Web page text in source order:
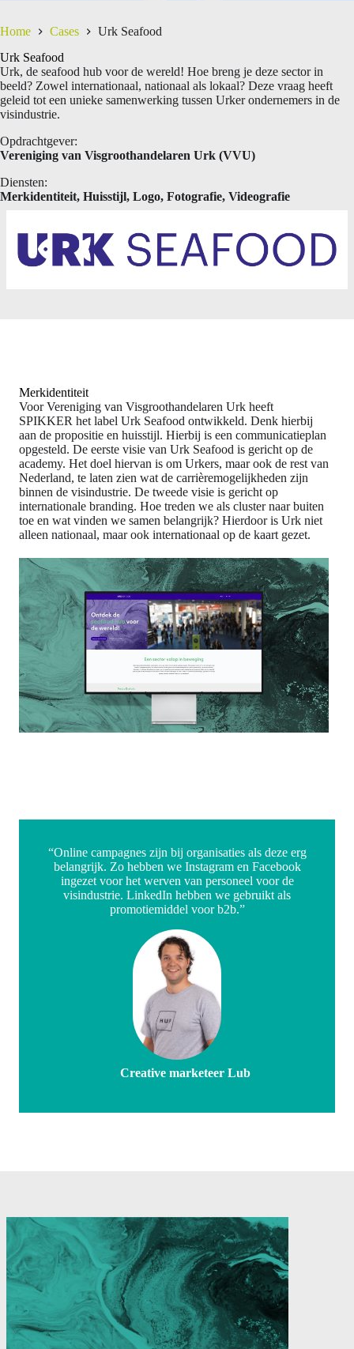
Home Cases
Urk Seafood
Urk Seafood
Urk, de seafood hub voor de wereld! Hoe breng je deze sector in
beeld? Zowel internationaal, nationaal als lokaal? Deze vraag heeft
geleid tot een unieke samenwerking tussen Urker ondernemers in de
visindustrie.
Opdrachtgever:
Vereniging van Visgroothandelaren Urk (VVU)
Diensten:
Merkidentiteit, Huisstijl, Logo, Fotografie, Videografie
Merkidentiteit
Voor Vereniging van Visgroothandelaren Urk heeft
SPIKKER het label Urk Seafood ontwikkeld. Denk hierbij
aan de propositie en huisstijl. Hierbij is een communicatieplan
opgesteld. De eerste visie van Urk Seafood is gericht op de
academy. Het doel hiervan is om Urkers, maar ook de rest van
Nederland, te laten zien wat de carrièremogelijkheden zijn
binnen de visindustrie. De tweede visie is gericht op
internationale branding. Hoe treden we als cluster naar buiten
toe en wat vinden we samen belangrijk? Hierdoor is Urk niet
alleen nationaal, maar ook internationaal op de kaart gezet.
“Online campagnes zijn bij organisaties als deze erg
belangrijk. Zo hebben we Instagram en Facebook
ingezet voor het werven van personeel voor de
visindustrie. LinkedIn hebben we gebruikt als
promotiemiddel voor b2b.”
Creative marketeer Lub